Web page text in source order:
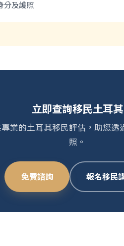
分及護照
立即查詢移民土耳其
業的土耳其移民評估，助您
照。
免費諮詢 報名移民